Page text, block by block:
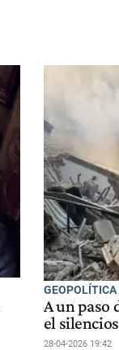
A un paso
el
28-04-2026 19:42